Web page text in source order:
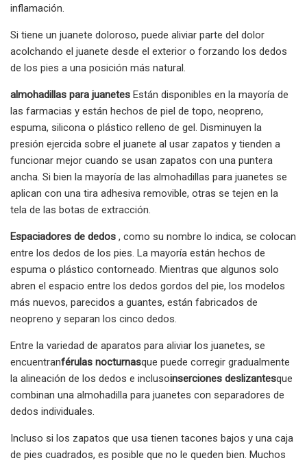
inflamación.
Si tiene un juanete doloroso, puede aliviar parte del dolor
acolchando el juanete desde el exterior o forzando los dedos
de los pies a una posición más natural.
almohadillas para juanetes Están disponibles en la mayoría de
las farmacias y están hechos de piel de topo, neopreno,
espuma, silicona o plástico relleno de gel. Disminuyen la
presión ejercida sobre el juanete al usar zapatos y tienden a
funcionar mejor cuando se usan zapatos con una puntera
ancha. Si bien la mayoría de las almohadillas para juanetes se
aplican con una tira adhesiva removible, otras se tejen en la
tela de las botas de extracción.
Espaciadores de dedos , como su nombre lo indica, se colocan
entre los dedos de los pies. La mayoría están hechos de
espuma o plástico contorneado. Mientras que algunos solo
abren el espacio entre los dedos gordos del pie, los modelos
más nuevos, parecidos a guantes, están fabricados de
neopreno y separan los cinco dedos.
Entre la variedad de aparatos para aliviar los juanetes, se
encuentranférulas nocturnasque puede corregir gradualmente
la alineación de los dedos e inclusoinserciones deslizantesque
combinan una almohadilla para juanetes con separadores de
dedos individuales.
Incluso si los zapatos que usa tienen tacones bajos y una caja
de pies cuadrados, es posible que no le queden bien. Muchos